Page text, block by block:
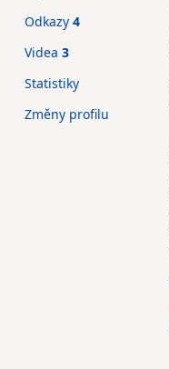
Odkazy 4
Videa 3
Statistiky
Změny profilu